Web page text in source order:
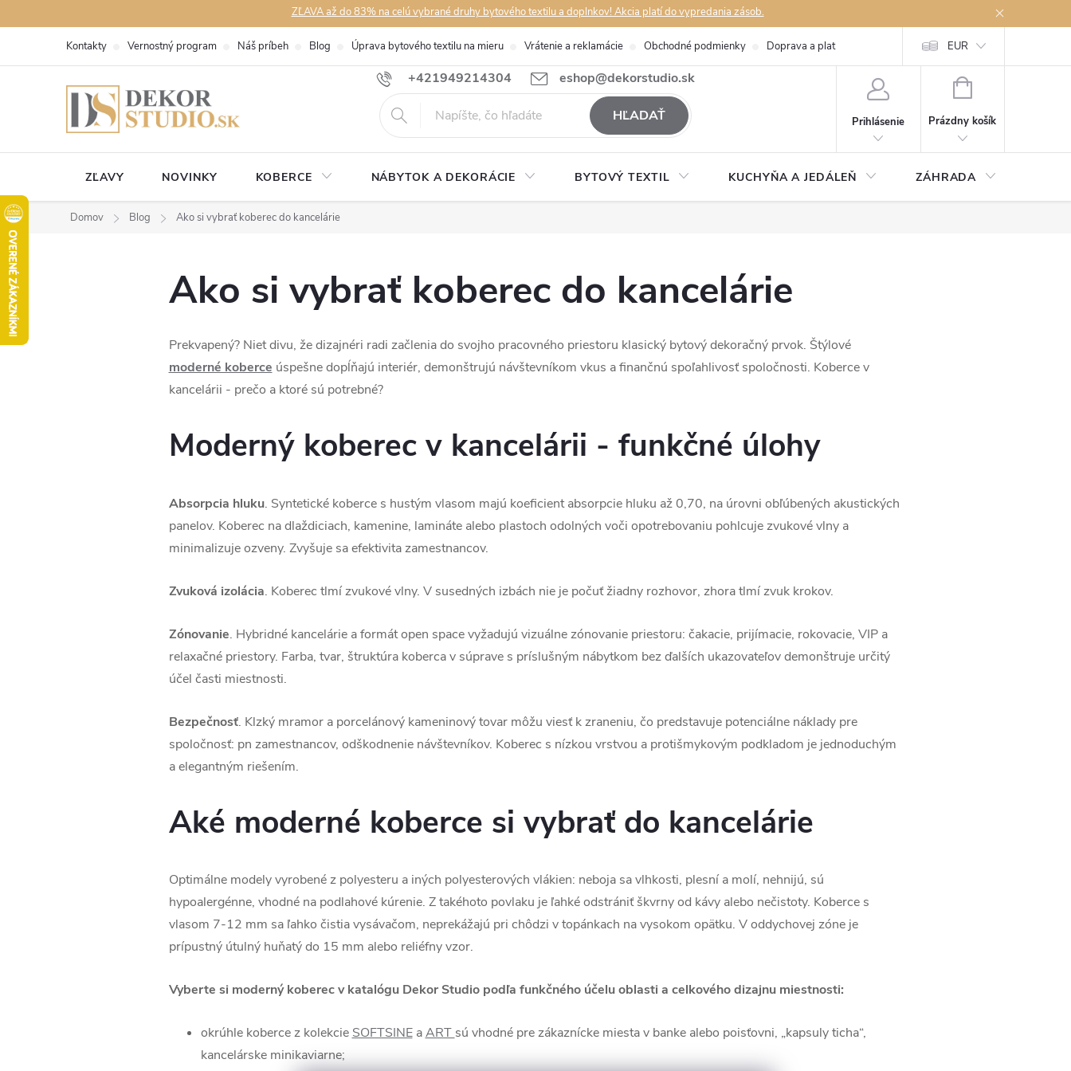
na
ZĽAVA až do 83% na celú vybrané druhy bytového textilu a doplnkov! Akcia platí do vypredania zásob.
+421949214304 eshop@dekorstudio.sk
Kontakty Vernostný program Náš príbeh Blog Úprava bytového textilu na mieru Vrátenie a reklamácie Obchodné podmienky Doprava a platby Podmienky ochrany osobných údajov
EUR
HĽADAŤ Prihlásenie
NÁKUPNÝ
Prázdny košík
ZĽAVY NOVINKY KOBERCE NÁBYTOK A DEKORÁCIE BYTOVÝ TEXTIL KUCHYŇA A JEDÁLEŇ ZÁHRADA
Domov Blog Ako si vybrať koberec do kancelárie
Ako si vybrať koberec do kancelárie
Prekvapený? Niet divu, že dizajnéri radi začlenia do svojho pracovného priestoru klasický bytový dekoračný prvok. Štýlové
moderné koberce úspešne dopĺňajú interiér, demonštrujú návštevníkom vkus a finančnú spoľahlivosť spoločnosti. Koberce v
kancelárii - prečo a ktoré sú potrebné?
Moderný koberec v kancelárii - funkčné úlohy
Absorpcia hluku. Syntetické koberce s hustým vlasom majú koeficient absorpcie hluku až 0,70, na úrovni obľúbených akustických
panelov. Koberec na dlaždiciach, kamenine, lamináte alebo plastoch odolných voči opotrebovaniu pohlcuje zvukové vlny a
minimalizuje ozveny. Zvyšuje sa efektivita zamestnancov.
Zvuková izolácia. Koberec tlmí zvukové vlny. V susedných izbách nie je počuť žiadny rozhovor, zhora tlmí zvuk krokov.
Zónovanie. Hybridné kancelárie a formát open space vyžadujú vizuálne zónovanie priestoru: čakacie, prijímacie, rokovacie, VIP a
relaxačné priestory. Farba, tvar, štruktúra koberca v súprave s príslušným nábytkom bez ďalších ukazovateľov demonštruje určitý
účel časti miestnosti.
Bezpečnosť. Klzký mramor a porcelánový kameninový tovar môžu viesť k zraneniu, čo predstavuje potenciálne náklady pre
spoločnosť: pn zamestnancov, odškodnenie návštevníkov. Koberec s nízkou vrstvou a protišmykovým podkladom je jednoduchým
a elegantným riešením.
Aké moderné koberce si vybrať do kancelárie
Optimálne modely vyrobené z polyesteru a iných polyesterových vlákien: neboja sa vlhkosti, plesní a molí, nehnijú, sú
hypoalergénne, vhodné na podlahové kúrenie. Z takéhoto povlaku je ľahké odstrániť škvrny od kávy alebo nečistoty. Koberce s
vlasom 7-12 mm sa ľahko čistia vysávačom, neprekážajú pri chôdzi v topánkach na vysokom opätku. V oddychovej zóne je
prípustný útulný huňatý do 15 mm alebo reliéfny vzor.
Vyberte si moderný koberec v katalógu Dekor Studio podľa funkčného účelu oblasti a celkového dizajnu miestnosti:
okrúhle koberce z kolekcieSOFTSINEaARTsú vhodné pre zákaznícke miesta v banke alebo poisťovni, „kapsuly ticha“,
kancelárske minikaviarne;